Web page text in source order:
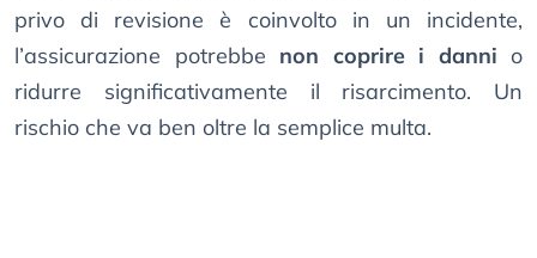
privo di revisione è coinvolto in un incidente,
l’assicurazione potrebbe non coprire i danni o
ridurre significativamente il risarcimento. Un
rischio che va ben oltre la semplice multa.